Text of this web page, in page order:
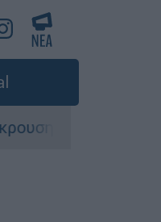
Γκελζενκίρχεν